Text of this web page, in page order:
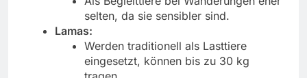
selten, da sie sensibler sind.
Lamas:
Werden traditionell als Lasttiere
eingesetzt, können bis zu 30 kg